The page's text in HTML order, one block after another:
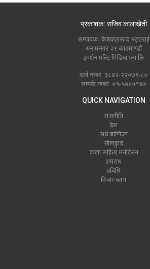
प्रकाशक: सजिव कालाखेती
सम्पादकः केशवप्रसाद भट्टराई
अनामनगर २९ काठमाण्डौं
इमर्शन मल्टि मिडिया प्रा लि
दर्ता नम्बर: ३८४२-२२०७९-८०
सम्पर्क नम्बर: ०१-५७०५१४७
QUICK NAVIGATION
राजनीति
देश
अर्थ बाणिज्य
खेलकुद
कला सहित्य मनोरंजन
अपराध
प्रबिधि
विचार ब्लग